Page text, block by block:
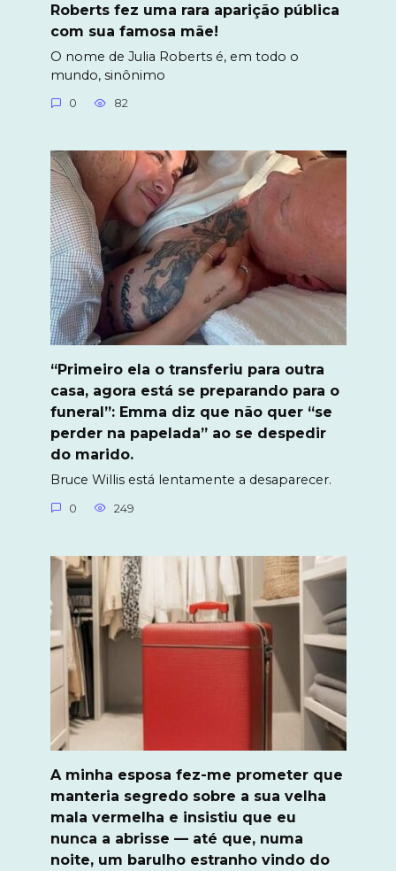
Roberts fez uma rara aparição pública
com sua famosa mãe!
O nome de Julia Roberts é, em todo o
mundo, sinônimo
0 82
“Primeiro ela o transferiu para outra
casa, agora está se preparando para o
funeral”: Emma diz que não quer “se
perder na papelada” ao se despedir
do marido.
Bruce Willis está lentamente a desaparecer.
0 249
A minha esposa fez-me prometer que
manteria segredo sobre a sua velha
mala vermelha e insistiu que eu
nunca a abrisse — até que, numa
noite, um barulho estranho vindo do